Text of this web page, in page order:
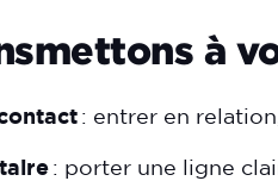
à
: entrer en
: porter une ligne